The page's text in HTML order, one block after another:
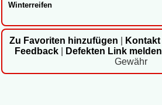
Winterreifen
Zu Favoriten hinzufügen Kontakt|
Feedback| Defekten Link melden
Gewähr